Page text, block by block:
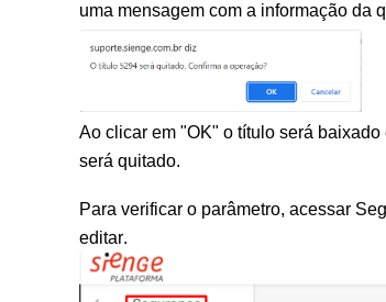
uma mensagem com a informação da
Ao clicar em "OK" o título será
será quitado.
Para verificar o parâmetro, acessar
editar.